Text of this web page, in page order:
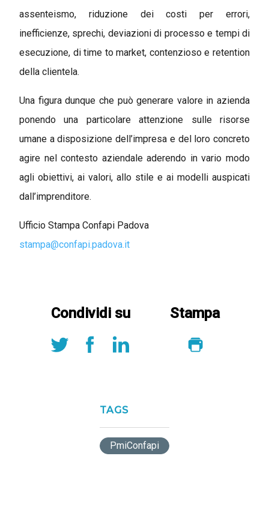
assenteismo, riduzione dei costi per errori,
inefficienze, sprechi, deviazioni di processo e tempi di
esecuzione, di time to market, contenzioso e retention
della clientela.
Una figura dunque che può generare valore in azienda
ponendo una particolare attenzione sulle risorse
umane a disposizione dell’impresa e del loro concreto
agire nel contesto aziendale aderendo in vario modo
agli obiettivi, ai valori, allo stile e ai modelli auspicati
dall’imprenditore.
Ufficio Stampa Confapi Padova
stampa@confapi.padova.it
Condividi su Stampa
TAGS
PmiConfapi